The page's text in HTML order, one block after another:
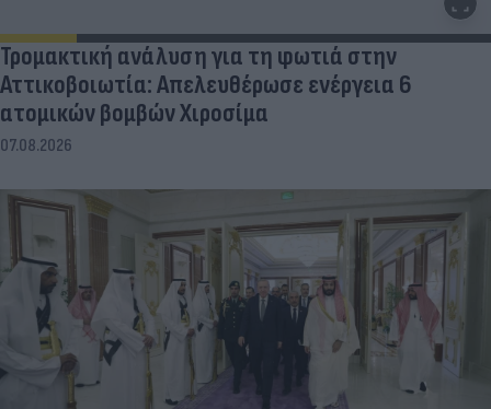
Τρομακτική ανάλυση για τη φωτιά στην
Αττικοβοιωτία: Απελευθέρωσε ενέργεια 6
ατομικών βομβών Χιροσίμα
07.08.2026